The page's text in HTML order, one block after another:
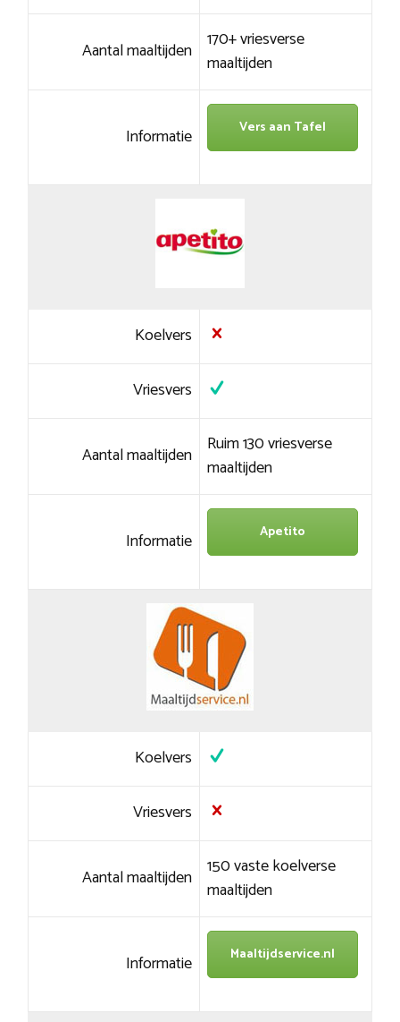
Aantal maaltijden 170+ vriesverse
maaltijden
Informatie Vers aan Tafel
Koelvers
Vriesvers
Aantal maaltijden Ruim 130 vriesverse
maaltijden
Informatie Apetito
Koelvers
Vriesvers
Aantal maaltijden 150 vaste koelverse
maaltijden
Informatie Maaltijdservice.nl